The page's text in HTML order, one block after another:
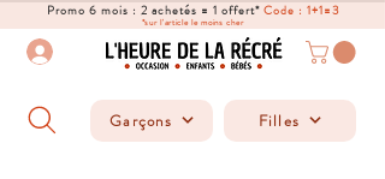
Promo 6 mois : 2 achetés = 1 offert*Code : 1+1=3
*sur l'article le moins cher
Garçons Filles